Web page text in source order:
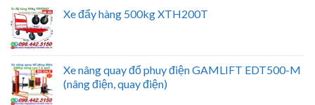
Xe đẩy hàng 500kg XTH200T
Xe nâng quay đổ phuy điện GAMLIFT EDT500-M
(nâng điện, quay điện)